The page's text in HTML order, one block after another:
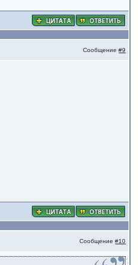
Сообщение#9
Сообщение#10